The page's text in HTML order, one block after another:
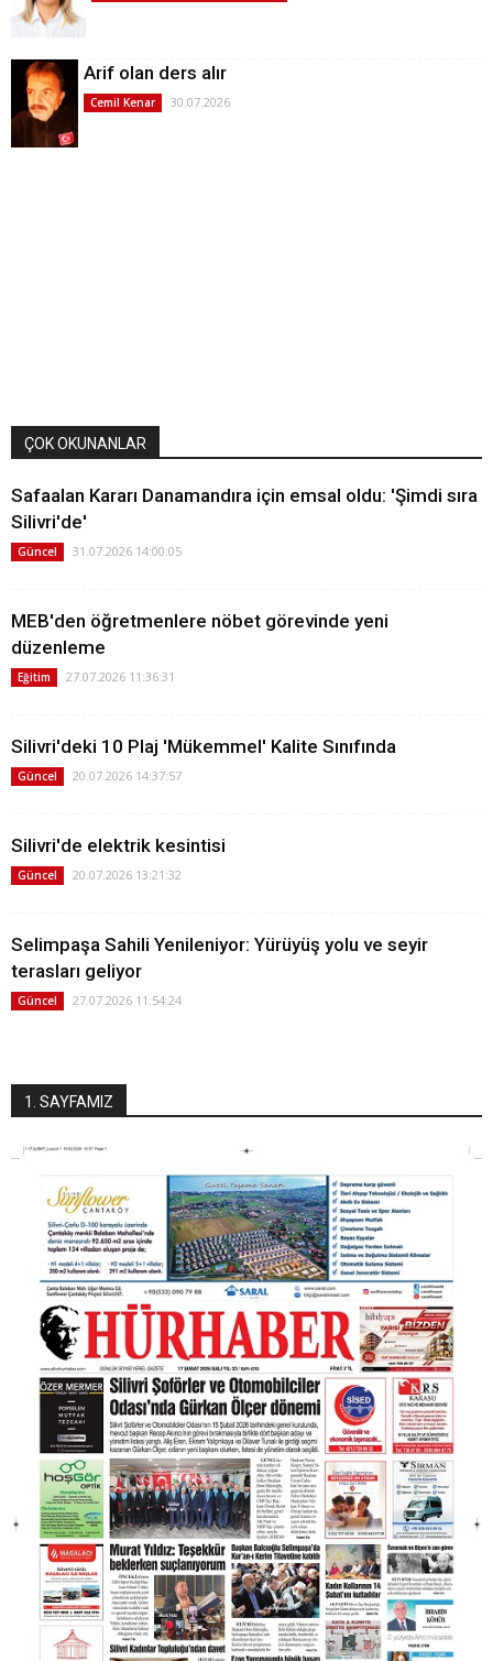
Arif olan ders alır
Cemil Kenar 30.07.2026
ÇOK OKUNANLAR
Safaalan Kararı Danamandıra için emsal oldu: 'Şimdi sıra
Silivri'de'
Güncel 31.07.2026 14:00:05
MEB'den öğretmenlere nöbet görevinde yeni
düzenleme
Eğitim 27.07.2026 11:36:31
Silivri'deki 10 Plaj 'Mükemmel' Kalite Sınıfında
Güncel 20.07.2026 14:37:57
Silivri'de elektrik kesintisi
Güncel 20.07.2026 13:21:32
Selimpaşa Sahili Yenileniyor: Yürüyüş yolu ve seyir
terasları geliyor
Güncel 27.07.2026 11:54:24
1. SAYFAMIZ